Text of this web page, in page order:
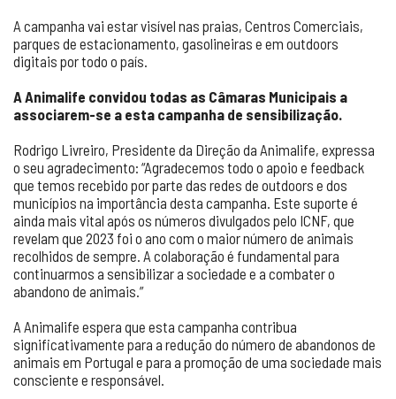
A campanha vai estar visível nas praias, Centros Comerciais,
parques de estacionamento, gasolineiras e em outdoors
digitais por todo o país.
A Animalife convidou todas as Câmaras Municipais a
associarem-se a esta campanha de sensibilização.
Rodrigo Livreiro, Presidente da Direção da Animalife, expressa
o seu agradecimento: “Agradecemos todo o apoio e feedback
que temos recebido por parte das redes de outdoors e dos
municípios na importância desta campanha. Este suporte é
ainda mais vital após os números divulgados pelo ICNF, que
revelam que 2023 foi o ano com o maior número de animais
recolhidos de sempre. A colaboração é fundamental para
continuarmos a sensibilizar a sociedade e a combater o
abandono de animais.”
A Animalife espera que esta campanha contribua
significativamente para a redução do número de abandonos de
animais em Portugal e para a promoção de uma sociedade mais
consciente e responsável.